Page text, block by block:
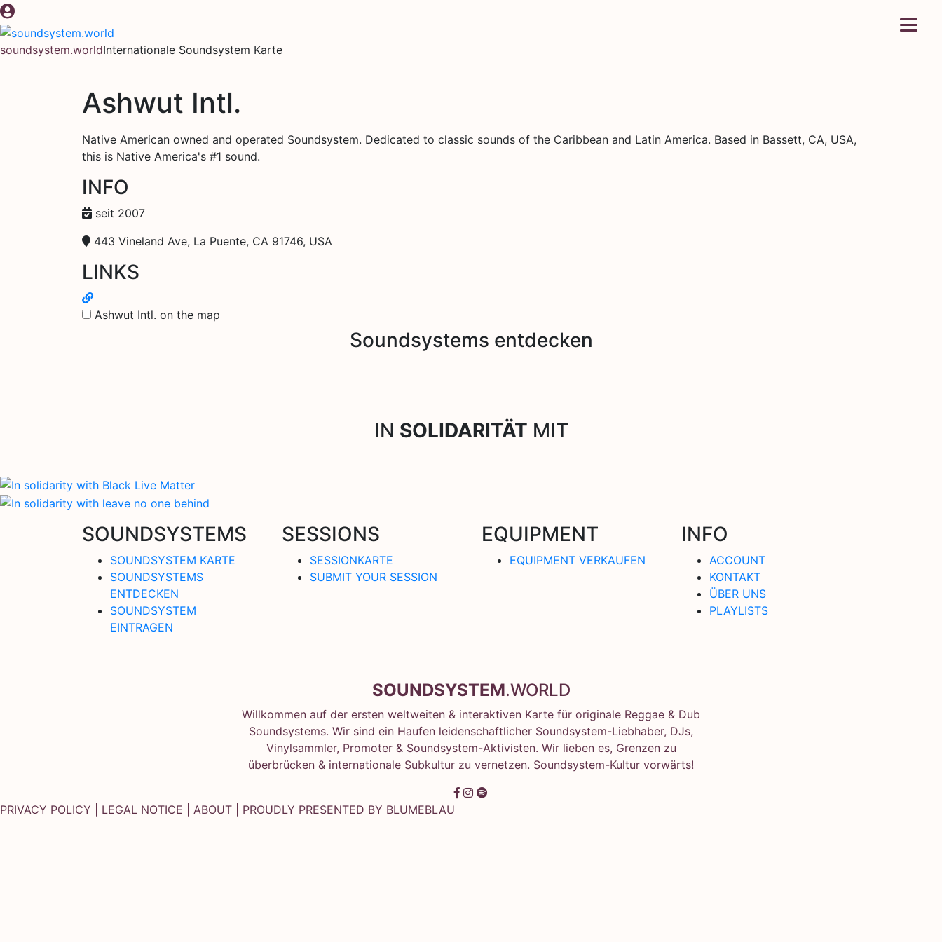
Zum
Inhalt
springen
soundsystem.worldInternationale Soundsystem Karte
Ashwut Intl.
Native American owned and operated Soundsystem. Dedicated to classic sounds of the Caribbean and Latin America. Based in Bassett, CA, USA,
this is Native America's #1 sound.
INFO
seit 2007
443 Vineland Ave, La Puente, CA 91746, USA
LINKS
Ashwut Intl. on the map
Soundsystems entdecken
IN SOLIDARITÄT MIT
SOUNDSYSTEMS
SOUNDSYSTEM KARTE
SOUNDSYSTEMS
ENTDECKEN
SOUNDSYSTEM
EINTRAGEN
SESSIONS
SESSIONKARTE
SUBMIT YOUR SESSION
EQUIPMENT
EQUIPMENT VERKAUFEN
INFO
ACCOUNT
KONTAKT
ÜBER UNS
PLAYLISTS
SOUNDSYSTEM.WORLD
Willkommen auf der ersten weltweiten & interaktiven Karte für originale Reggae & Dub
Soundsystems. Wir sind ein Haufen leidenschaftlicher Soundsystem-Liebhaber, DJs,
Vinylsammler, Promoter & Soundsystem-Aktivisten. Wir lieben es, Grenzen zu
überbrücken & internationale Subkultur zu vernetzen. Soundsystem-Kultur vorwärts!
PRIVACY POLICY LEGAL NOTICE ABOUT | PROUDLY PRESENTED BY BLUMEBLAU